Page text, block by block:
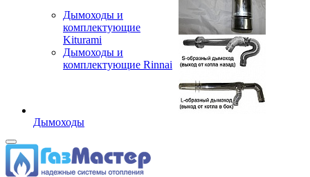
Дымоходы и
комплектующие
Kiturami
Дымоходы и
комплектующие Rinnai
Дымоходы